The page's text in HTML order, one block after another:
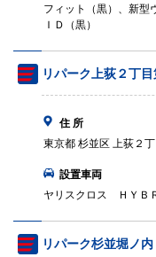
フィット（黒）、新
ＩＤ（黒）
リパーク上荻２丁目
住 所
東京都 杉並区 上荻２丁
設置車両
ヤリスクロス ＨＹＢ
リパーク杉並堀ノ